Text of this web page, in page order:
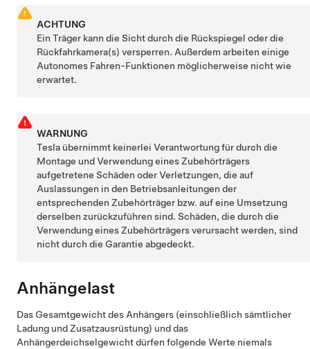
ACHTUNG
Ein Träger kann die Sicht durch die Rückspiegel oder die
Rückfahrkamera(s) versperren. Außerdem arbeiten einige
Autonomes Fahren-Funktionen möglicherweise nicht wie
erwartet.
WARNUNG
Tesla übernimmt keinerlei Verantwortung für durch die
Montage und Verwendung eines Zubehörträgers
aufgetretene Schäden oder Verletzungen, die auf
Auslassungen in den Betriebsanleitungen der
entsprechenden Zubehörträger bzw. auf eine Umsetzung
derselben zurückzuführen sind. Schäden, die durch die
Verwendung eines Zubehörträgers verursacht werden, sind
nicht durch die Garantie abgedeckt.
Anhängelast
Das Gesamtgewicht des Anhängers (einschließlich sämtlicher
Ladung und Zusatzausrüstung) und das
Anhängerdeichselgewicht dürfen folgende Werte niemals